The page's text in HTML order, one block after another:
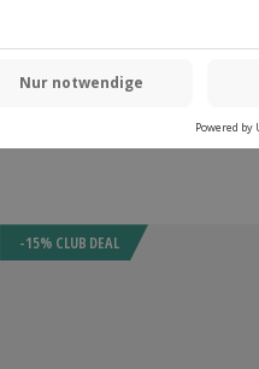
-15% CLUB DEAL